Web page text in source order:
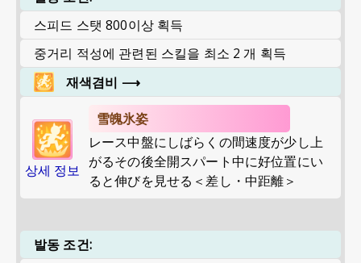
스피드 스탯 800이상 획득
중거리 적성에 관련된 스킬을 최소 2 개 획득
재색겸비 ⟶
상세 정보
雪魄氷姿
レース中盤にしばらくの間速度が少し上
がるその後全開スパート中に好位置にい
ると伸びを見せる＜差し・中距離＞
발동 조건: